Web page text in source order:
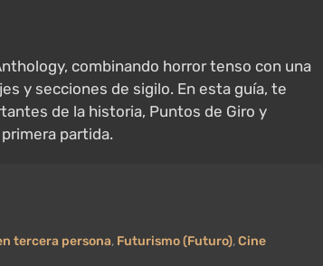
combinando horror tenso con una
y secciones de sigilo. En esta guía, te
de la historia, Puntos de Giro y
partida.
tercera persona, Futurismo (Futuro),Cine